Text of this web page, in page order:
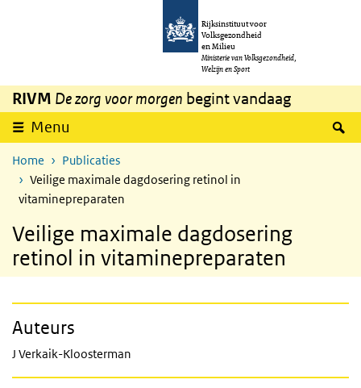
Overslaan en naar de inhoud gaan
Rijksinstituut voor
Volksgezondheid
en Milieu
Ministerie van Volksgezondheid,
Welzijn en Sport
RIVM De zorg voor morgen begint vandaag
Menu
Home
Publicaties
Veilige maximale dagdosering retinol in
vitaminepreparaten
Veilige maximale dagdosering
retinol in vitaminepreparaten
Auteurs
J Verkaik-Kloosterman